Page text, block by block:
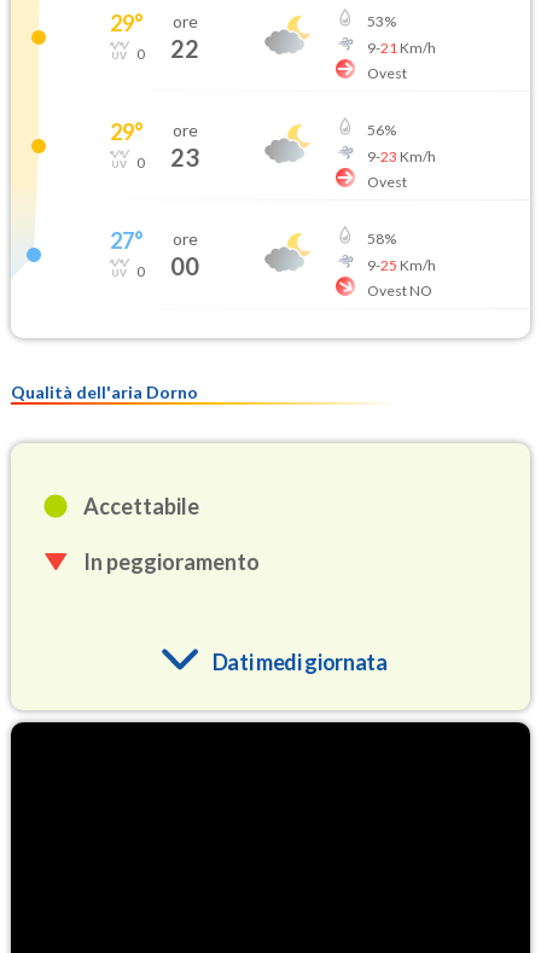
29°
0
ore
22
53%
9-21 Km/h
Ovest
29°
0
ore
23
56%
9-23 Km/h
Ovest
27°
0
ore
00
58%
9-25 Km/h
Ovest NO
Qualità dell'aria Dorno
Accettabile
In peggioramento
Dati medi giornata